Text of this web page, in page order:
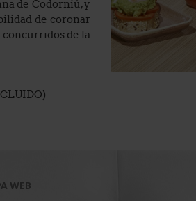
de Codorniú, y
de coronar
de la
WEB